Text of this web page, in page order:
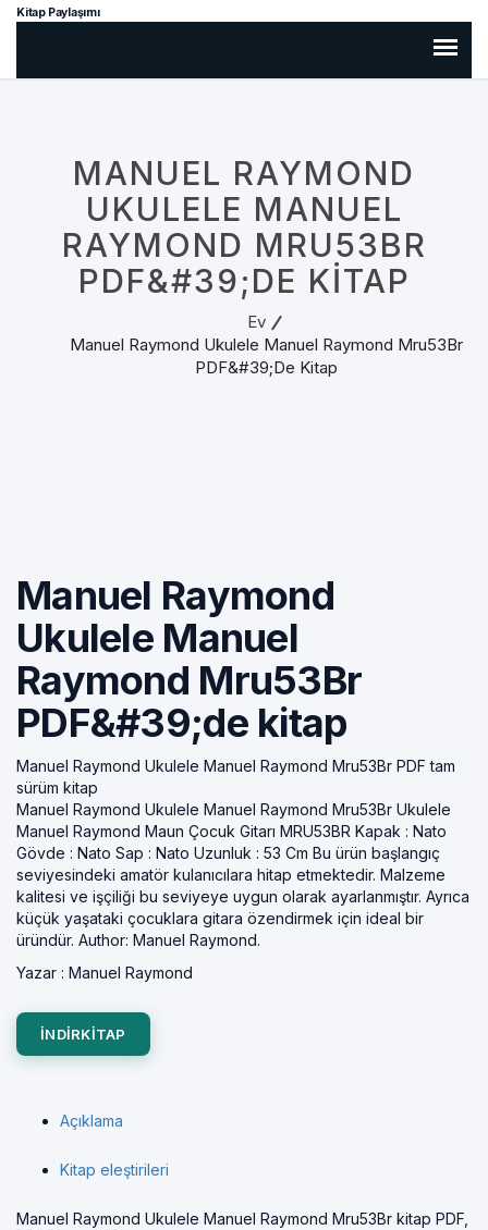
Kitap Paylaşımı
MANUEL RAYMOND
UKULELE MANUEL
RAYMOND MRU53BR
PDF&#39;DE KITAP
Ev
Manuel Raymond Ukulele Manuel Raymond Mru53Br
PDF&#39;de Kitap
Manuel Raymond
Ukulele Manuel
Raymond Mru53Br
PDF&#39;de kitap
Manuel Raymond Ukulele Manuel Raymond Mru53Br PDF tam
sürüm kitap
Manuel Raymond Ukulele Manuel Raymond Mru53Br Ukulele
Manuel Raymond Maun Çocuk Gitarı MRU53BR Kapak : Nato
Gövde : Nato Sap : Nato Uzunluk : 53 Cm Bu ürün başlangıç
seviyesindeki amatör kulanıcılara hitap etmektedir. Malzeme
kalitesi ve işçiliği bu seviyeye uygun olarak ayarlanmıştır. Ayrıca
küçük yaşataki çocuklara gitara özendirmek için ideal bir
üründür. Author: Manuel Raymond.
Yazar : Manuel Raymond
INDIRKITAP
Açıklama
Kitap eleştirileri
Manuel Raymond Ukulele Manuel Raymond Mru53Br kitap PDF,